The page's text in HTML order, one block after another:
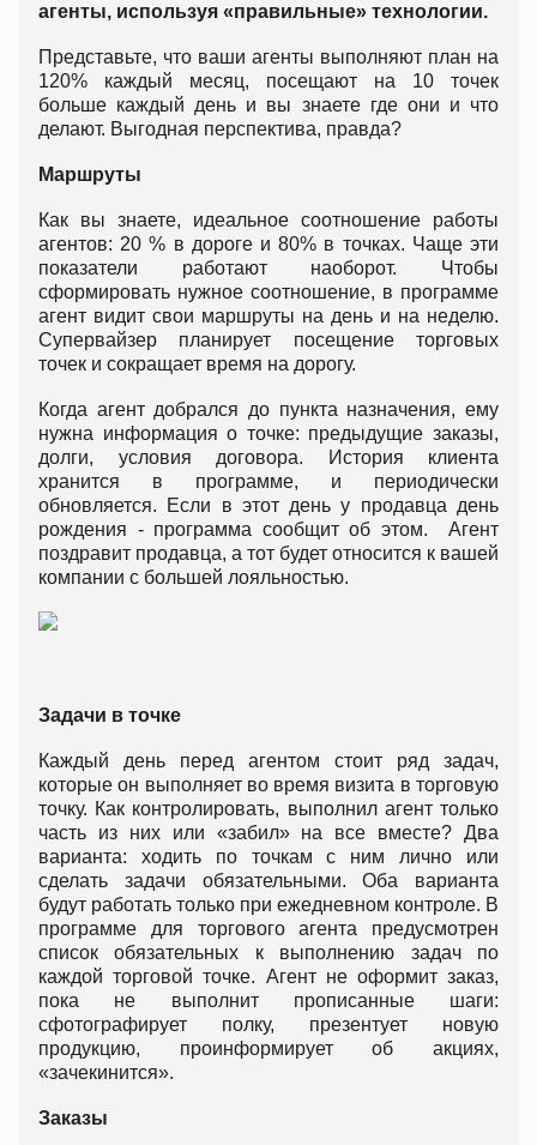
агенты, используя «правильные» технологии.
Представьте, что ваши агенты выполняют план на
120% каждый месяц, посещают на 10 точек
больше каждый день и вы знаете где они и что
делают. Выгодная перспектива, правда?
Маршруты
Как вы знаете, идеальное соотношение работы
агентов: 20 % в дороге и 80% в точках. Чаще эти
показатели работают наоборот. Чтобы
сформировать нужное соотношение, в программе
агент видит свои маршруты на день и на неделю.
Супервайзер планирует посещение торговых
точек и сокращает время на дорогу.
Когда агент добрался до пункта назначения, ему
нужна информация о точке: предыдущие заказы,
долги, условия договора. История клиента
хранится в программе, и периодически
обновляется. Если в этот день у продавца день
рождения - программа сообщит об этом. Агент
поздравит продавца, а тот будет относится к вашей
компании с большей лояльностью.
Задачи в точке
Каждый день перед агентом стоит ряд задач,
которые он выполняет во время визита в торговую
точку. Как контролировать, выполнил агент только
часть из них или «забил» на все вместе? Два
варианта: ходить по точкам с ним лично или
сделать задачи обязательными. Оба варианта
будут работать только при ежедневном контроле. В
программе для торгового агента предусмотрен
список обязательных к выполнению задач по
каждой торговой точке. Агент не оформит заказ,
пока не выполнит прописанные шаги:
сфотографирует полку, презентует новую
продукцию, проинформирует об акциях,
«зачекинится».
Заказы